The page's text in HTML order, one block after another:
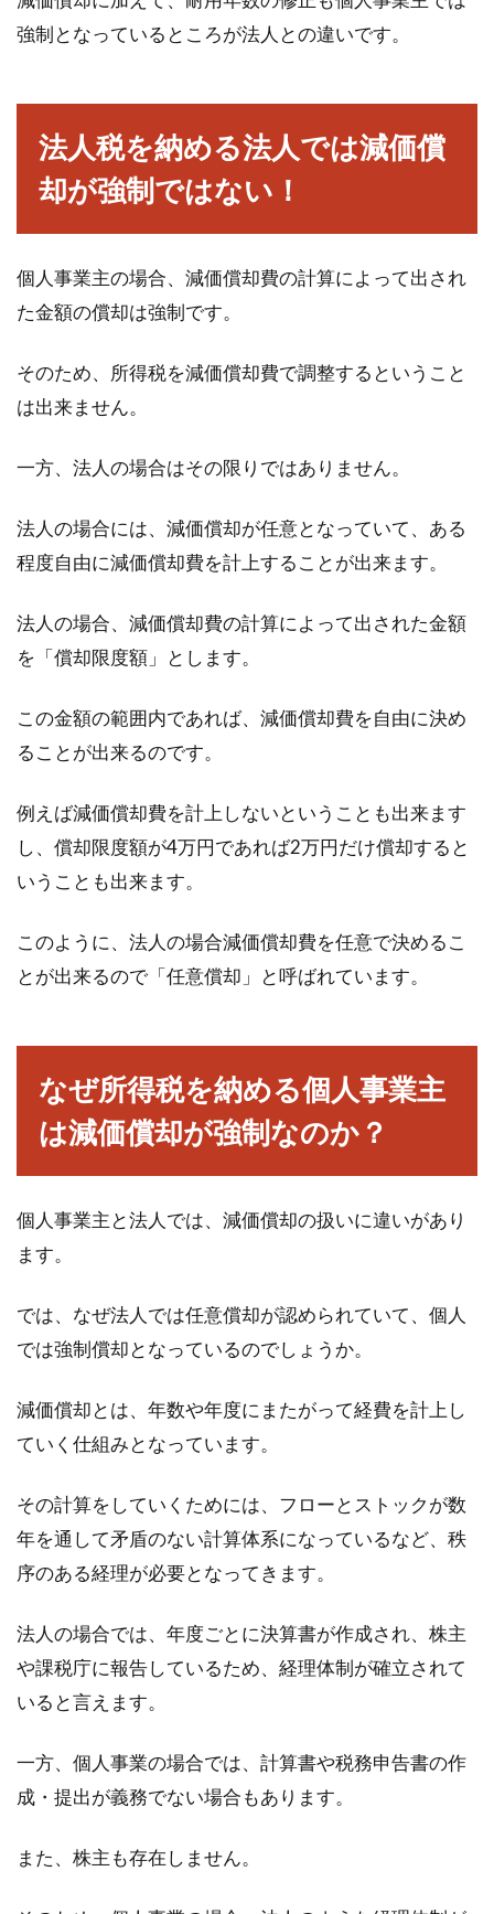
強制となっているところが法人との違いです。
法人税を納める法人では減価償
却が強制ではない！
個人事業主の場合、減価償却費の計算によって出され
た金額の償却は強制です。
そのため、所得税を減価償却費で調整するということ
は出来ません。
一方、法人の場合はその限りではありません。
法人の場合には、減価償却が任意となっていて、ある
程度自由に減価償却費を計上することが出来ます。
法人の場合、減価償却費の計算によって出された金額
を「償却限度額」とします。
この金額の範囲内であれば、減価償却費を自由に決め
ることが出来るのです。
例えば減価償却費を計上しないということも出来ます
し、償却限度額が4万円であれば2万円だけ償却すると
いうことも出来ます。
このように、法人の場合減価償却費を任意で決めるこ
とが出来るので「任意償却」と呼ばれています。
なぜ所得税を納める個人事業主
は減価償却が強制なのか？
個人事業主と法人では、減価償却の扱いに違いがあり
ます。
では、なぜ法人では任意償却が認められていて、個人
では強制償却となっているのでしょうか。
減価償却とは、年数や年度にまたがって経費を計上し
ていく仕組みとなっています。
その計算をしていくためには、フローとストックが数
年を通して矛盾のない計算体系になっているなど、秩
序のある経理が必要となってきます。
法人の場合では、年度ごとに決算書が作成され、株主
や課税庁に報告しているため、経理体制が確立されて
いると言えます。
一方、個人事業の場合では、計算書や税務申告書の作
成・提出が義務でない場合もあります。
また、株主も存在しません。